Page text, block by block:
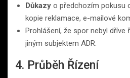
Důkazy o předchozím pokusu
kopie reklamace, e-mailové
Prohlášení, že spor nebyl dříve
jiným subjektem ADR.
4. Průběh Řízení